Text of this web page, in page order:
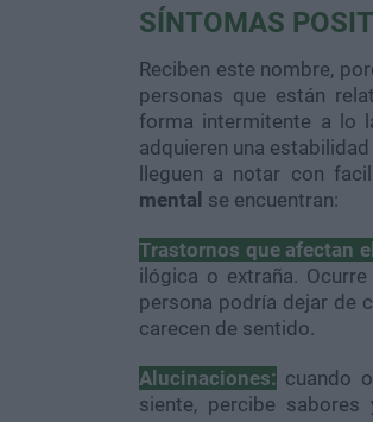
SÍNTOMAS
Reciben este nombre,
personas que están
forma intermitente a lo
adquieren una
lleguen a notar con
mental se encuentran:
Trastornos que afectan
ilógica o extraña.
persona podría dejar de
carecen de sentido.
Alucinaciones: cuando
siente, percibe